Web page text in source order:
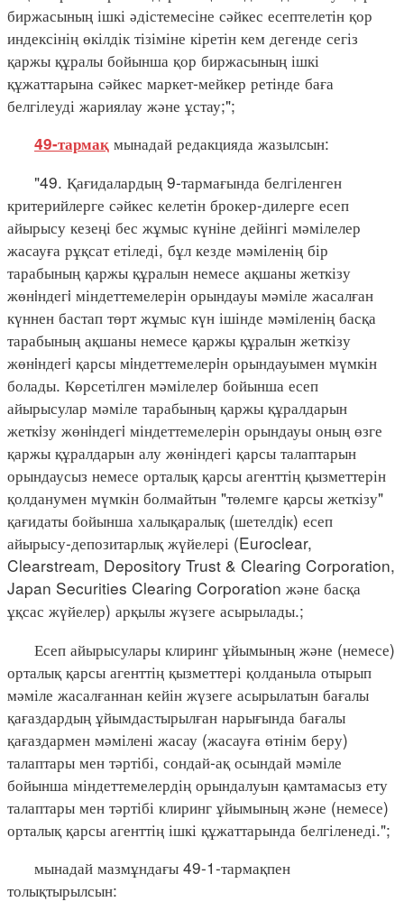
биржасының ішкі әдістемесіне сәйкес есептелетін қор
индексінің өкілдік тізіміне кіретін кем дегенде сегіз
қаржы құралы бойынша қор биржасының ішкі
құжаттарына сәйкес маркет-мейкер ретінде баға
белгілеуді жариялау және ұстау;";
49-тармақ мынадай редакцияда жазылсын:
"49. Қағидалардың 9-тармағында белгіленген
критерийлерге сәйкес келетін брокер-дилерге есеп
айырысу кезеңі бес жұмыс күніне дейінгі мәмілелер
жасауға рұқсат етіледі, бұл кезде мәміленің бір
тарабының қаржы құралын немесе ақшаны жеткізу
жөнiндегi міндеттемелерін орындауы мәміле жасалған
күннен бастап төрт жұмыс күн ішінде мәміленің басқа
тарабының ақшаны немесе қаржы құралын жеткізу
жөнiндегi қарсы мiндеттемелерiн орындауымен мүмкін
болады. Көрсетілген мәмілелер бойынша есеп
айырысулар мәміле тарабының қаржы құралдарын
жеткiзу жөнiндегi міндеттемелерін орындауы оның өзге
қаржы құралдарын алу жөніндегі қарсы талаптарын
орындаусыз немесе орталық қарсы агенттің қызметтерін
қолданумен мүмкін болмайтын "төлемге қарсы жеткізу"
қағидаты бойынша халықаралық (шетелдiк) есеп
айырысу-депозитарлық жүйелері (Euroclear,
Clearstream, Depository Trust & Clearing Corporation,
Japan Securities Clearing Corporation және басқа
ұқсас жүйелер) арқылы жүзеге асырылады.;
Есеп айырысулары клиринг ұйымының және (немесе)
орталық қарсы агенттің қызметтері қолданыла отырып
мәміле жасалғаннан кейін жүзеге асырылатын бағалы
қағаздардың ұйымдастырылған нарығында бағалы
қағаздармен мәмілені жасау (жасауға өтінім беру)
талаптары мен тәртібі, сондай-ақ осындай мәміле
бойынша міндеттемелердің орындалуын қамтамасыз ету
талаптары мен тәртібі клиринг ұйымының және (немесе)
орталық қарсы агенттің ішкі құжаттарында белгіленеді.";
мынадай мазмұндағы 49-1-тармақпен
толықтырылсын: